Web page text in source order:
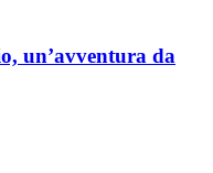
un’avventura da